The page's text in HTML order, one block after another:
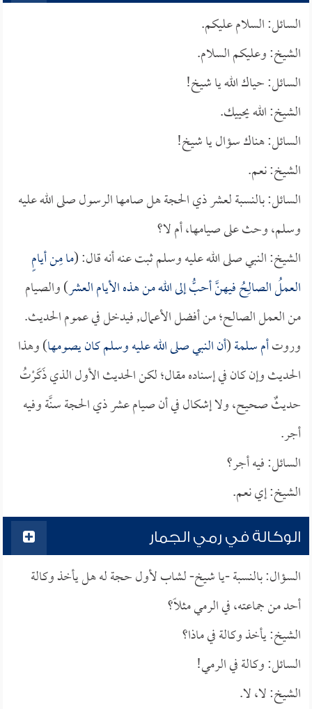
السائل: السلام عليكم.
الشيخ: وعليكم السلام.
السائل: حياك الله يا شيخ!
الشيخ: الله يحييك.
السائل: هناك سؤال يا شيخ!
الشيخ: نعم.
السائل: بالنسبة لعشر ذي الحجة هل صامها الرسول صلى الله عليه
وسلم، وحث على صيامها، أم لا؟
الشيخ: النبي صلى الله عليه وسلم ثبت عنه أنه قال: (ما مِن أيامٍ
العملُ الصالِحُ فيهنَّ أحبُّ إلى الله من هذه الأيام العشر) والصيام
من العمل الصالح؛ من أفضل الأعمال, فيدخل في عموم الحديث.
وروتأم سلمة(أن النبي صلى الله عليه وسلم كان يصومها) وهذا
الحديث وإن كان في إسناده مقال؛ لكن الحديث الأول الذي ذَكَرْتُ
حديثٌ صحيح، ولا إشكال في أن صيام عشر ذي الحجة سنَّة وفيه
أجر.
السائل: فيه أجر؟
الشيخ: إي نعم.
الوكالة في رمي الجمار
السؤال: بالنسبة -يا شيخ- لشاب لأول حجة له هل يأخذ وكالة
أحد من جماعته، في الرمي مثلاً؟
الشيخ: يأخذ وكالة في ماذا؟
السائل: وكالة في الرمي!
الشيخ: لا، لا.